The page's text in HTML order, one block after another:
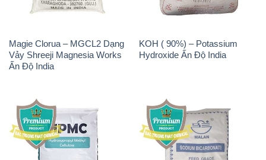
Magie Clorua – MGCL2 Dạng
Vảy Shreeji Magnesia Works
Ấn Độ India
KOH ( 90%) – Potassium
Hydroxide Ấn Độ India